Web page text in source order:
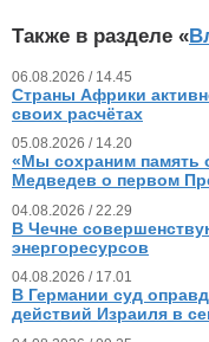
Также в разделе «
06.08.2026 / 14.45
Страны Африки
своих расчётах
05.08.2026 / 14.20
«Мы сохраним память
Медведев о первом
04.08.2026 / 22.29
В Чечне
энергоресурсов
04.08.2026 / 17.01
В Германии суд
действий Израиля в